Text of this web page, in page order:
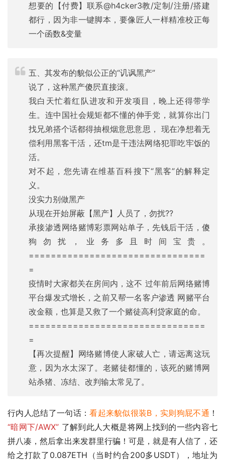
想要的【付费】联系@h4cker3教/定制/注册/搭建
都行，因为非一键脚本，要像匠人一样精准校正每
一个函数&变量
五、其发布的貌似公正的“讥讽黑产”
说了，这种黑产傻屄直接滚。
我白天忙着红队进攻和开发项目，晚上还得带学
生。连中国社会规矩都不懂的伸手党，就算你出门
找兄弟搭个话都得抽根烟意思意思， 现在净想着无
偿利用黑客干活，还tm是干违法网络犯罪吃牢饭的
活。
对不起，您先请在维基百科搜下“黑客”的解释定
义。
没实力别做黑产
从现在开始屏蔽【黑产】人员了，勿扰??
承接渗透网络赌博彩票网站单子，先钱后干活，傻
狗勿扰，业务多且时间宝贵。
================================
=
疫情时大家都关在房间内，这不 过年前后网络赌博
平台爆发式增长，之前又帮一名客户渗透 网赌平台
改金额，也算是又救了一个赌徒高利贷家庭的命。
================================
=
【再次提醒】网络赌博使人家破人亡，请远离这玩
意，因为水太深了。老赌徒都懂的，该死的赌博网
站杀猪、冻结、改判输太常见了。
行内人总结了一句话：看起来貌似很装B，实则狗屁不通
“暗网下/AWX” 了解到此人大概是将网上找到的一些内容七
拼八凑，然后拿出来发群里行骗！可是，就是有人信了，还
给之打款了0.087ETH（当时约合200多USDT），地址为